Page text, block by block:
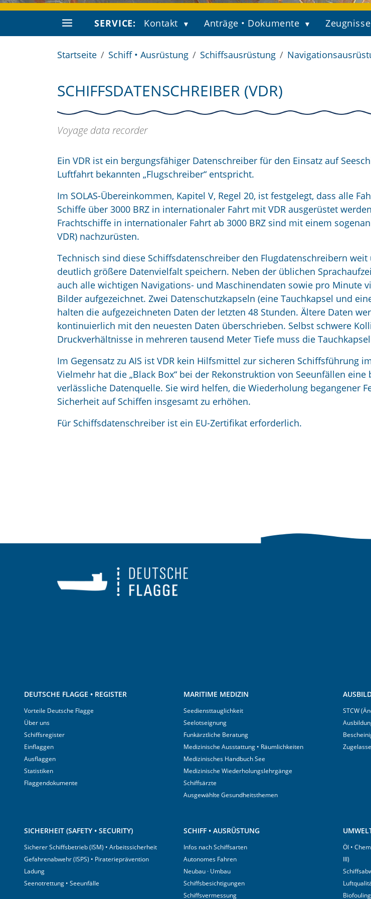
SERVICE: Kontakt Anträge • Dokumente
Startseite Schiff • Ausrüstung Schiffsausrüstung
SCHIFFSDATENSCHREIBER (VDR)
Voyage data recorder
Ein VDR ist ein bergungsfähiger Datenschreiber für den Einsatz auf
Luftfahrt bekannten „Flugschreiber“ entspricht.
Im SOLAS-Übereinkommen, Kapitel V, Regel 20, ist festgelegt, dass alle
Schiffe über 3000 BRZ in internationaler Fahrt mit VDR ausgerüstet
Frachtschiffe in internationaler Fahrt ab 3000 BRZ sind mit einem
VDR) nachzurüsten.
Technisch sind diese Schiffsdatenschreiber den Flugdatenschreibern
deutlich größere Datenvielfalt speichern. Neben der üblichen
auch alle wichtigen Navigations- und Maschinendaten sowie pro Minute
Bilder aufgezeichnet. Zwei Datenschutzkapseln (eine Tauchkapsel und
halten die aufgezeichneten Daten der letzten 48 Stunden. Ältere Daten
kontinuierlich mit den neuesten Daten überschrieben. Selbst schwere
Druckverhältnisse in mehreren tausend Meter Tiefe muss die
Im Gegensatz zu AIS ist VDR kein Hilfsmittel zur sicheren Schiffsführung
Vielmehr hat die „Black Box“ bei der Rekonstruktion von Seeunfällen
verlässliche Datenquelle. Sie wird helfen, die Wiederholung begangener
Sicherheit auf Schiffen insgesamt zu erhöhen.
Für Schiffsdatenschreiber ist ein EU-Zertifikat erforderlich.
DEUTSCHE FLAGGE • REGISTER
Vorteile Deutsche Flagge
Über uns
Schiffsregister
Einflaggen
Ausflaggen
Statistiken
Flaggendokumente
MARITIME MEDIZIN
Seediensttauglichkeit
Seelotseignung
Funkärztliche Beratung
Medizinische Ausstattung • Räumlichkeiten
Medizinisches Handbuch See
Medizinische Wiederholungslehrgänge
Schiffsärzte
Ausgewählte Gesundheitsthemen
STCW
SICHERHEIT (SAFETY • SECURITY)
Sicherer Schiffsbetrieb (ISM) • Arbeitssicherheit
Gefahrenabwehr (ISPS) • Piraterieprävention
Ladung
Seenotrettung • Seeunfälle
SCHIFF • AUSRÜSTUNG
Infos nach Schiffsarten
Autonomes Fahren
Neubau · Umbau
Schiffsbesichtigungen
Schiffsvermessung
Öl •
III)